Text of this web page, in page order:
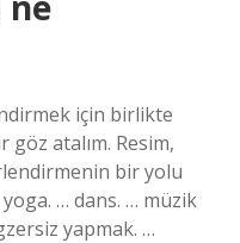
için birlikte
atalım. Resim,
bir yolu
… dans. … müzik
yapmak. …